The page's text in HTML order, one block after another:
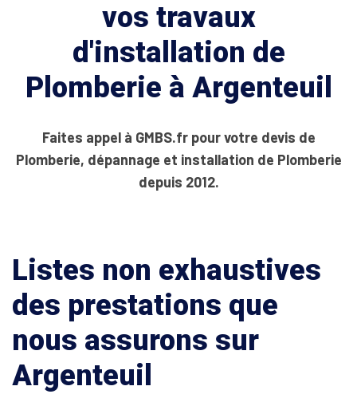
vos travaux
d'installation de
Plomberie à Argenteuil
Faites appel à GMBS.fr pour votre devis de
Plomberie, dépannage et installation de Plomberie
depuis 2012.
Listes non exhaustives
des prestations que
nous assurons sur
Argenteuil